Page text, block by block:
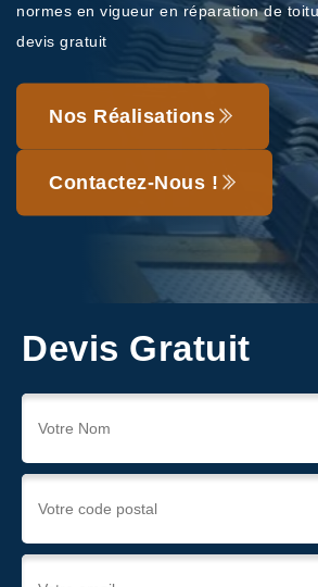
normes en vigueur en réparation de
devis gratuit
Nos Réalisations
Contactez-Nous !
Devis Gratuit